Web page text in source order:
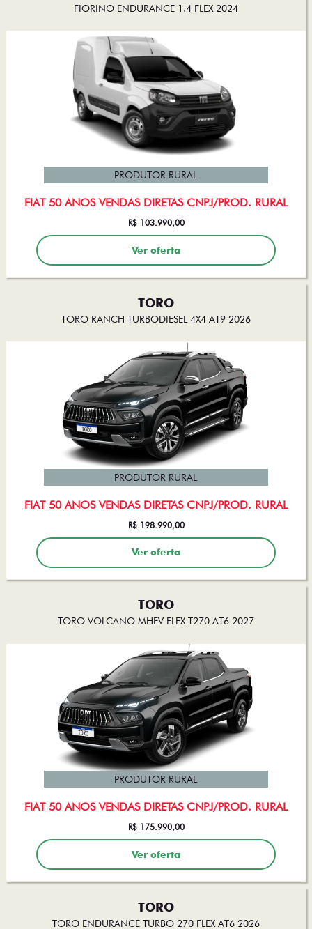
FIORINO ENDURANCE 1.4 FLEX 2024
FIAT 50 ANOS VENDAS DIRETAS CNPJ/PROD. RURAL
PRODUTOR RURAL
R$ 103.990,00
Ver oferta
TORO
TORO RANCH TURBODIESEL 4X4 AT9 2026
FIAT 50 ANOS VENDAS DIRETAS CNPJ/PROD. RURAL
PRODUTOR RURAL
R$ 198.990,00
Ver oferta
TORO
TORO VOLCANO MHEV FLEX T270 AT6 2027
FIAT 50 ANOS VENDAS DIRETAS CNPJ/PROD. RURAL
PRODUTOR RURAL
R$ 175.990,00
Ver oferta
TORO
TORO ENDURANCE TURBO 270 FLEX AT6 2026